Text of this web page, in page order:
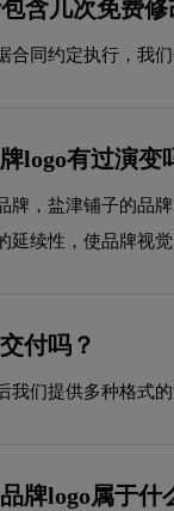
含几次免费修
合同约定执行，我
logo有过演变
牌，盐津铺子的品
延续性，使品牌视
付吗？
我们提供多种格式
牌logo属于什